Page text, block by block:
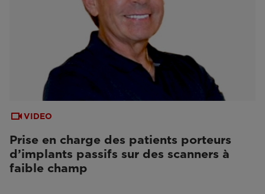
VIDEO
Prise en charge des patients porteurs
d’implants passifs sur des scanners à
faible champ